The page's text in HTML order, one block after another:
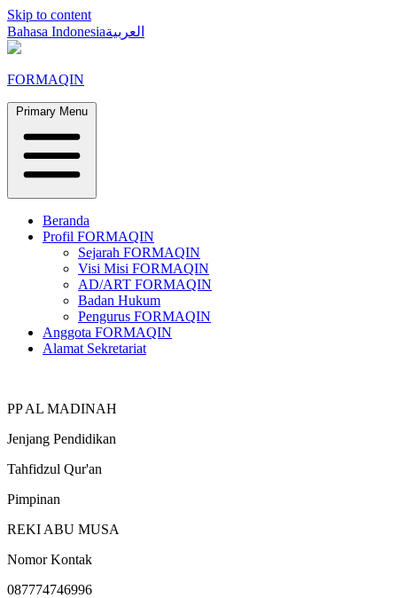
Skip to content
Bahasa Indonesiaالعربية
FORMAQIN
Primary Menu
Beranda
Profil FORMAQIN
Sejarah FORMAQIN
Visi Misi FORMAQIN
AD/ART FORMAQIN
Badan Hukum
Pengurus FORMAQIN
Anggota FORMAQIN
Alamat Sekretariat
PP AL MADINAH
Jenjang Pendidikan
Tahfidzul Qur'an
Pimpinan
REKI ABU MUSA
Nomor Kontak
087774746996